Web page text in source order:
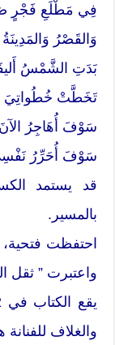
فِي مَطْلَعِ فَجْرٍ
وَالقَصْرُ
بَدَتِ الشَّمْسُ
تَخَطَّتْ خُطُواتِيَ
سَوْفَ أُهَاجِرُ
سَوْفَ أُحَرِّرُ
قد يستمد
بالمسير.
احتفظت فتحية،
واعتبرت ” ثقل
والغلاف